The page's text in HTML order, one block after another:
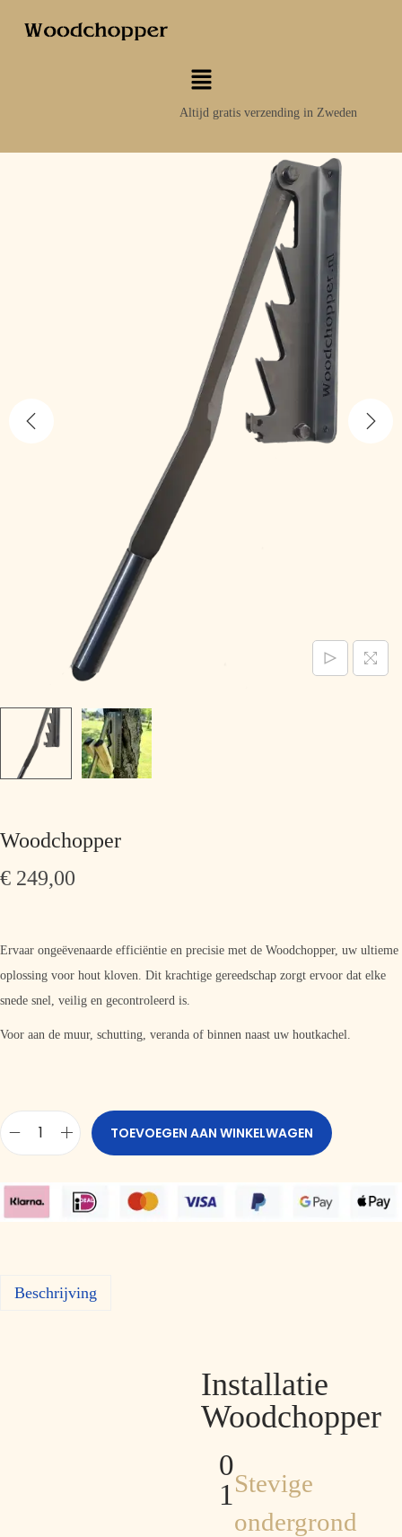
Altijd gratis verzending in Zweden
Woodchopper
€ 249,00
Ervaar ongeëvenaarde efficiëntie en precisie met de Woodchopper, uw ultieme
oplossing voor hout kloven. Dit krachtige gereedschap zorgt ervoor dat elke
snede snel, veilig en gecontroleerd is.
Voor aan de muur, schutting, veranda of binnen naast uw houtkachel.
TOEVOEGEN AAN WINKELWAGEN
Beschrijving
Installatie
Woodchopper
0
1 Stevige
ondergrond